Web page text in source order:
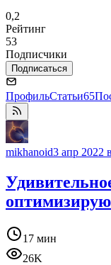
0,2
Рейтинг
53
Подписчики
Подписаться
ПрофильСтатьи65
mikhanoid3 апр 2022
17 мин
26K